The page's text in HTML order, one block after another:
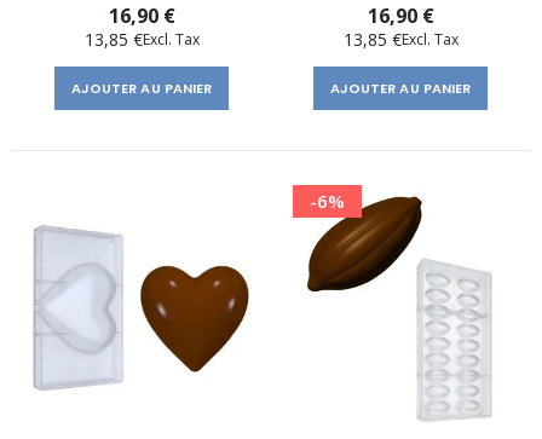
16,90 €
13,85 €
AJOUTER AU PANIER
16,90 €
13,85 €
AJOUTER AU PANIER
-6%